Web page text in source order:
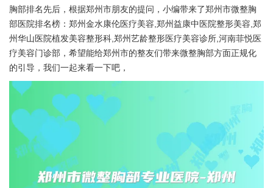
胸部排名先后，根据郑州市朋友的提问，小编带来了郑州市微整胸
部医院排名榜：郑州金水康伦医疗美容,郑州益康中医院整形美容,郑
州华山医院植发美容整形科,郑州艺龄整形医疗美容诊所,河南菲悦医
疗美容门诊部，希望能给郑州市的整友们带来微整胸部方面正规化
的引导，我们一起来看一下吧，